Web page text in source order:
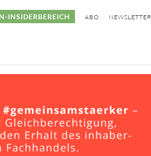
INSIDERBEREICH ABO NEWSLETTER